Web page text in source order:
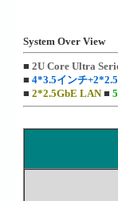
System Over View
■2U Core Ultra
■ 4*3.5インチ
■2*2.5GbE LAN■